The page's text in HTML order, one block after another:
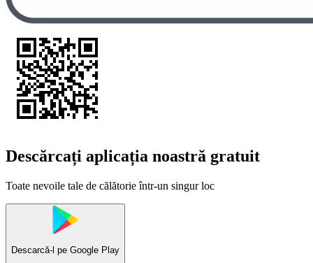
Descărcați aplicația noastră gratuit
Toate nevoile tale de călătorie într-un singur loc
Descarcă-l pe Google Play